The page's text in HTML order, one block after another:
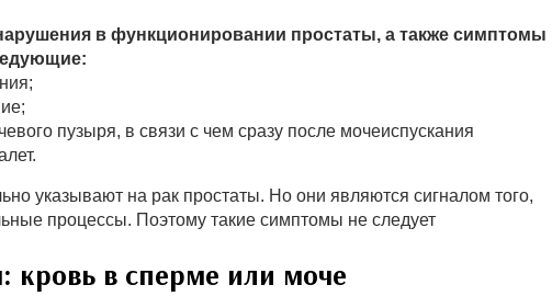
в функционировании простаты, а также симптомы
пузыря, в связи с чем сразу после мочеиспускания
указывают на рак простаты. Но они являются сигналом того,
процессы. Поэтому такие симптомы не следует
в сперме или моче